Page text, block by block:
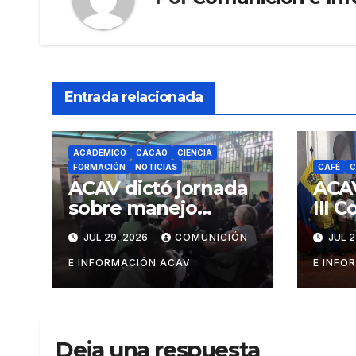
Entrada relacionada
ACADEMICO CACAO
CIENCIA
FORMACIÓN
NOTICIAS
ACAV dictó jornada
sobre manejo
fitosanitario del
cacao a
productores del
estado Barinas
JUL 29, 2026 COMUNICIÓN
E INFORMACIÓN ACAV
CAFÉ
III
JUL
E
Deja una respuesta